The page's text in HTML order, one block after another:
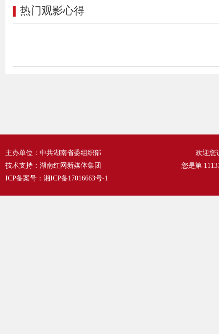
德尔
分
以找
热门观影心得
主办单位：中共湖南省委组织部
技术支持：湖南红网新媒体集团
ICP备案号： 湘ICP备17016663号-1
欢迎您
您是第